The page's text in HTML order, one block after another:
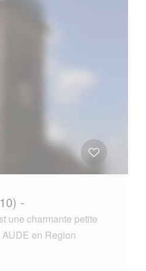
-
une charmante petite
en Region